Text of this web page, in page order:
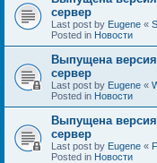
сервер
Last post by Eugene «
Posted in Новости
Выпущена
сервер
Last post by Eugene «
Posted in Новости
Выпущена
сервер
Last post by Eugene «
Posted in Новости